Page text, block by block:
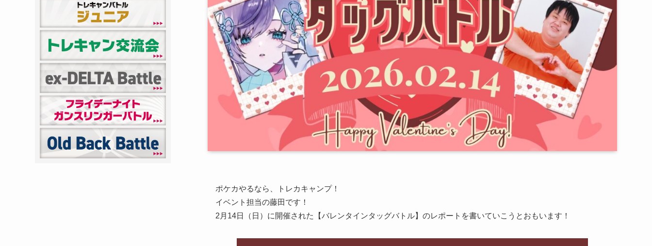
ポケカやるなら、トレカキャンプ！
イベント担当の藤田です！
2月14日（日）に開催された【バレンタインタッグバトル】のレポートを書いていこうとおもいます！